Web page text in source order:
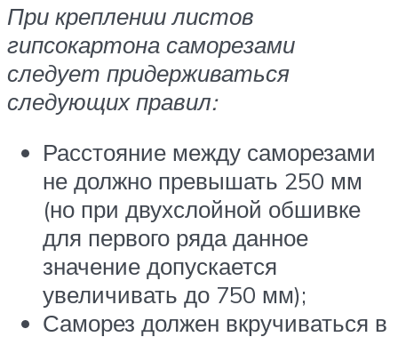
При креплении листов
гипсокартона саморезами
следует придерживаться
следующих правил:
Расстояние между саморезами
не должно превышать 250 мм
(но при двухслойной обшивке
для первого ряда данное
значение допускается
увеличивать до 750 мм);
Саморез должен вкручиваться в